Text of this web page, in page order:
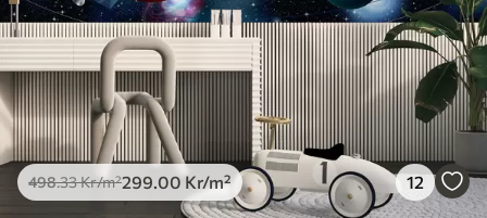
498.33Kr/m²299.00 Kr/m² 12